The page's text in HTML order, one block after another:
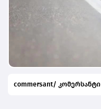
commersant/ კომერსანტი